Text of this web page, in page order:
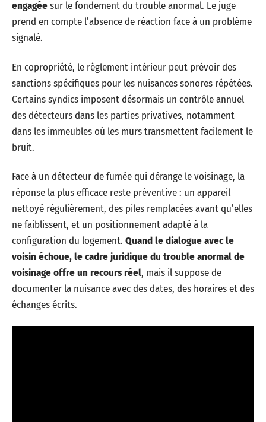
engagéesur le fondement du trouble anormal. Le juge
prend en compte l’absence de réaction face à un problème
signalé.
En copropriété, le règlement intérieur peut prévoir des
sanctions spécifiques pour les nuisances sonores répétées.
Certains syndics imposent désormais un contrôle annuel
des détecteurs dans les parties privatives, notamment
dans les immeubles où les murs transmettent facilement le
bruit.
Face à un détecteur de fumée qui dérange le voisinage, la
réponse la plus efficace reste préventive : un appareil
nettoyé régulièrement, des piles remplacées avant qu’elles
ne faiblissent, et un positionnement adapté à la
configuration du logement. Quand le dialogue avec le
voisin échoue, le cadre juridique du trouble anormal de
voisinage offre un recours réel, mais il suppose de
documenter la nuisance avec des dates, des horaires et des
échanges écrits.